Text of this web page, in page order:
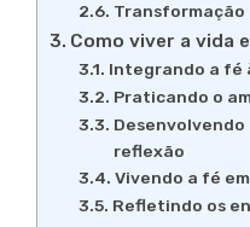
Transformação
Como viver a vida
Integrando a fé
Praticando o
Desenvolvendo
reflexão
Vivendo a fé
Refletindo os